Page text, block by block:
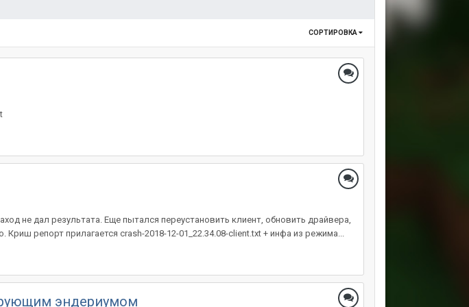
СОРТИРОВКА
не дал результата. Еще пытался переустановить клиент, обновить драйвера,
репорт прилагается crash-2018-12-01_22.34.08-client.txt + инфа из режима...
эндериумом